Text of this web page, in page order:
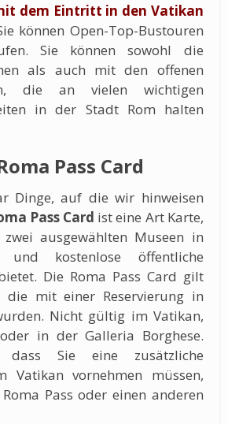
dem Eintritt in den Vatikan
können Open-Top-Bustouren
Sie können sowohl die
als auch mit den offenen
die an vielen wichtigen
in der Stadt Rom halten
Pass Card
Dinge, auf die wir hinweisen
Pass Card ist eine Art Karte,
ausgewählten Museen in
und kostenlose öffentliche
Die Roma Pass Card gilt
die mit einer Reservierung in
Nicht gültig im Vatikan,
in der Galleria Borghese.
dass Sie eine zusätzliche
Vatikan vornehmen müssen,
Pass oder einen anderen